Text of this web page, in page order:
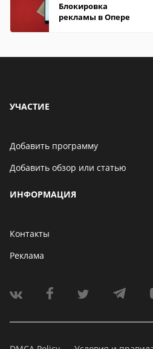
Блокировка
рекламы в Опере
УЧАСТИЕ
Добавить программу
Добавить обзор или статью
ИНФОРМАЦИЯ
Контакты
Реклама